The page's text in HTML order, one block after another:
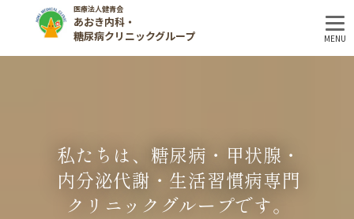
医療法人健青会
あおき内科・
糖尿病クリニックグループ
MENU
私たちは、糖尿病・甲状腺・
内分泌代謝・ 生活習慣病専門
クリニックグループです。